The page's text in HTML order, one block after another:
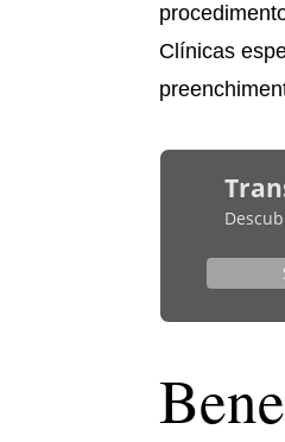
Clínicas